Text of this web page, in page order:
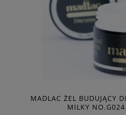
MADLAC ŻEL BUDUJĄCY
MILKY